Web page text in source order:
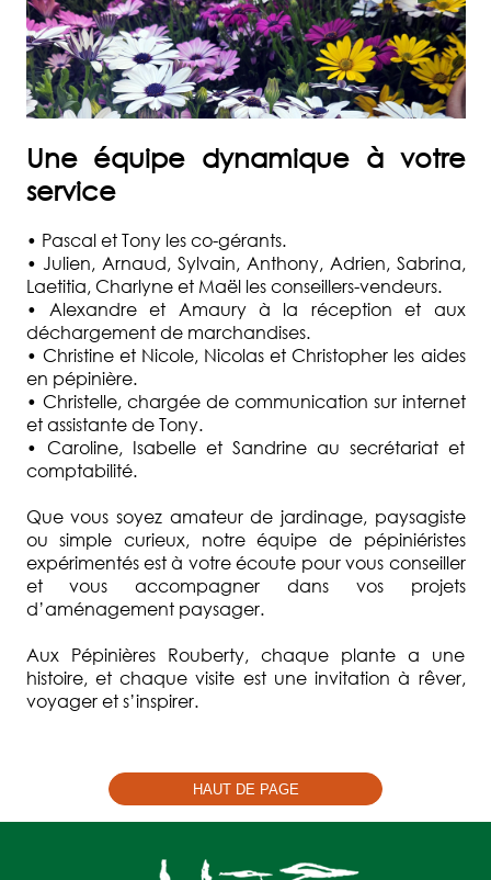
Une équipe dynamique à votre
service
• Pascal et Tony les co-gérants.
• Julien, Arnaud, Sylvain, Anthony, Adrien, Sabrina,
Laetitia, Charlyne et Maël les conseillers-vendeurs.
• Alexandre et Amaury à la réception et aux
déchargement de marchandises.
• Christine et Nicole, Nicolas et Christopher les aides
en pépinière.
• Christelle, chargée de communication sur internet
et assistante de Tony.
• Caroline, Isabelle et Sandrine au secrétariat et
comptabilité.
Que vous soyez amateur de jardinage, paysagiste
ou simple curieux, notre équipe de pépiniéristes
expérimentés est à votre écoute pour vous conseiller
et vous accompagner dans vos projets
d’aménagement paysager.
Aux Pépinières Rouberty, chaque plante a une
histoire, et chaque visite est une invitation à rêver,
voyager et s’inspirer.
HAUT DE PAGE